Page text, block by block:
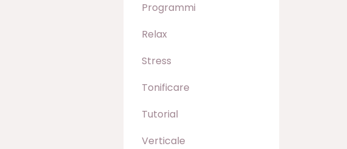
Programmi
Relax
Stress
Tonificare
Tutorial
Verticale